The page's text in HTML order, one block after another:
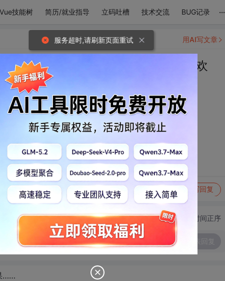
Vue技能树 简历/就业指导 立码吐槽 技术交流 BUG记录 ...
，这个问题不再是问题。因为我喜欢
。因为我喜欢你，无论怎么样，我都喜欢。
转发到动态 举报 写回复
用AI写文章
切换为时间正序
……
服务超时,请刷新页面重试